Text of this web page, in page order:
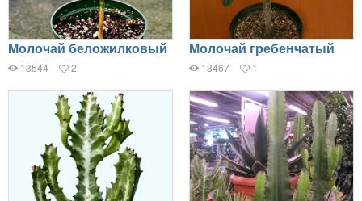
Молочай беложилковый
13544 2
Молочай гребенчатый
13467 1